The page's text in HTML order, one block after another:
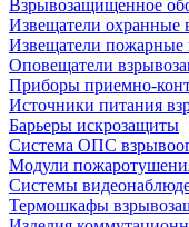
Взрывозащищенное
Извещатели
Извещатели
Оповещатели
Приборы приемно-
Источники питания
Барьеры искрозащиты
Система ОПС
Модули
Системы
Термошкафы